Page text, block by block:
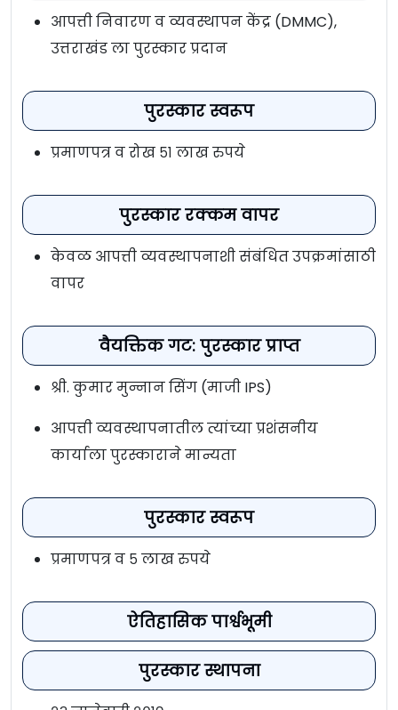
आपत्ती निवारण व व्यवस्थापन केंद्र (DMMC),
उत्तराखंड ला पुरस्कार प्रदान
पुरस्कार स्वरूप
प्रमाणपत्र व रोख ५१ लाख रुपये
पुरस्कार रक्कम वापर
केवळ आपत्ती व्यवस्थापनाशी संबंधित उपक्रमांसाठी
वापर
वैयक्तिक गट: पुरस्कार प्राप्त
श्री. कुमार मुन्नान सिंग (माजी IPS)
आपत्ती व्यवस्थापनातील त्यांच्या प्रशंसनीय
कार्याला पुरस्काराने मान्यता
पुरस्कार स्वरूप
प्रमाणपत्र व ५ लाख रुपये
ऐतिहासिक पार्श्वभूमी
पुरस्कार स्थापना